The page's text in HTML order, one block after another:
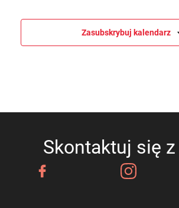
Zasubskrybuj kalendarz
Skontaktuj się